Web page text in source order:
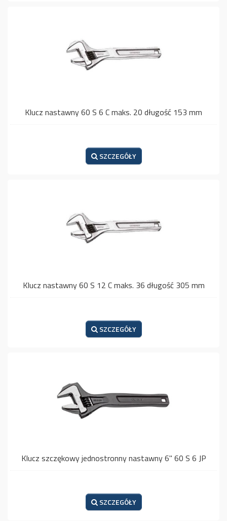
Klucz nastawny 60 S 6 C maks. 20 długość 153 mm
SZCZEGÓŁY
Klucz nastawny 60 S 12 C maks. 36 długość 305 mm
SZCZEGÓŁY
Klucz szczękowy jednostronny nastawny 6" 60 S 6 JP
SZCZEGÓŁY